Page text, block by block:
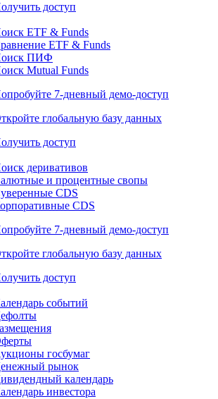
доступ
ETF & Funds
ETF & Funds
ПИФ
Mutual Funds
7-дневный демо-доступ
глобальную базу данных
доступ
деривативов
и процентные свопы
CDS
CDS
7-дневный демо-доступ
глобальную базу данных
доступ
событий
госбумаг
рынок
календарь
инвестора